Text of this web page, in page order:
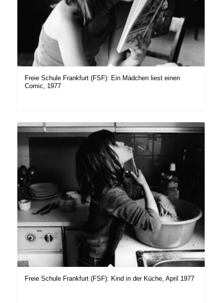
Freie Schule Frankfurt (FSF): Ein Mädchen liest einen
Comic, 1977
Freie Schule Frankfurt (FSF): Kind in der Küche, April 1977